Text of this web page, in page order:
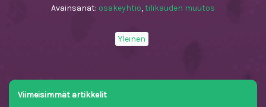
Avainsanat: osakeyhtiö,tilikauden muutos
Yleinen
Viimeisimmät artikkelit